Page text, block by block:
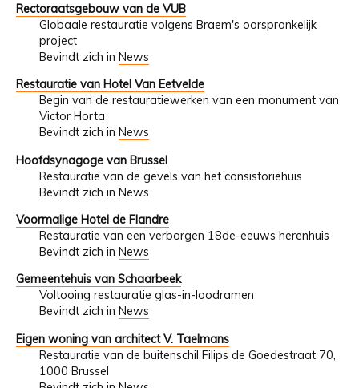
Rectoraatsgebouw van de VUB
Globaale restauratie volgens Braem's oorspronkelijk
project
Bevindt zich in News
Restauratie van Hotel Van Eetvelde
Begin van de restauratiewerken van een monument van
Victor Horta
Bevindt zich in News
Hoofdsynagoge van Brussel
Restauratie van de gevels van het consistoriehuis
Bevindt zich in News
Voormalige Hotel de Flandre
Restauratie van een verborgen 18de-eeuws herenhuis
Bevindt zich in News
Gemeentehuis van Schaarbeek
Voltooing restauratie glas-in-loodramen
Bevindt zich in News
Eigen woning van architect V. Taelmans
Restauratie van de buitenschil Filips de Goedestraat 70,
1000 Brussel